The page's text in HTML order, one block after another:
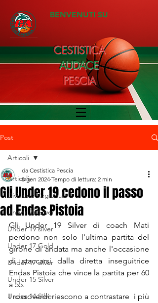
BENVENUTI SU
CESTISTICA
AUDACE
PESCIA
Post
Articoli
Divisione Regionale 1
Under 20 Silver
Under 19 silver
Under 17 Gold
Under 17 silver
Under 15 Silver
Under 14 Silver
Articoli
Gli Under 19 cedono il passo
ad Endas Pistoia
da Cestistica Pescia
8 gen 2024 Tempo di lettura: 2 min
Gli Under 19 Silver di coach Mati
perdono non solo l'ultima partita del
girone di andata ma anche l'occasione
di staccarsi dalla diretta inseguitrice
Endas Pistoia che vince la partita per 60
a 55.
I rossoverdi riescono a contrastare  i più